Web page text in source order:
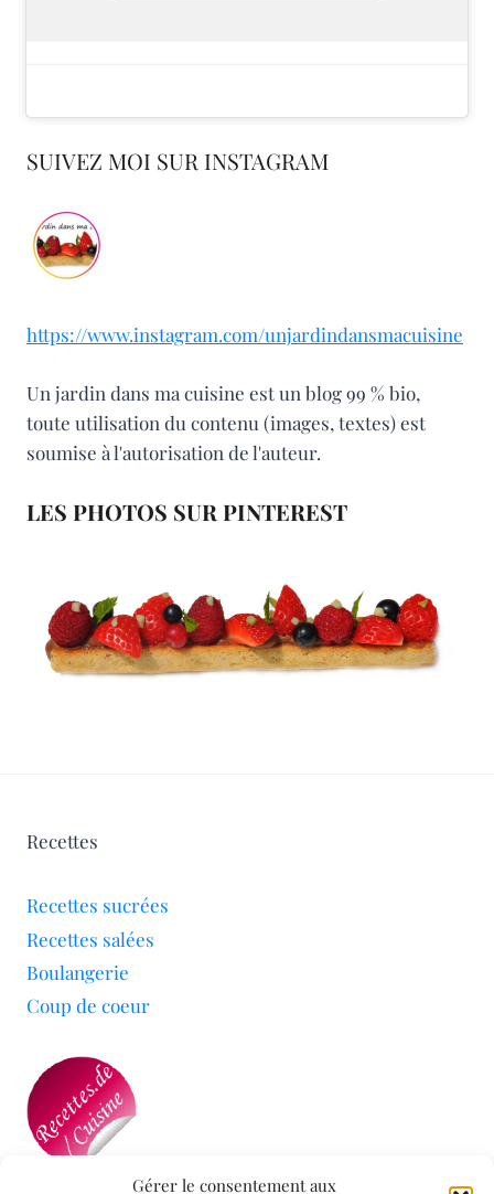
Gérer le consentement aux
SUIVEZ MOI SUR INSTAGRAM
https://www.instagram.com/unjardindansmacuisine
Un jardin dans ma cuisine est un blog 99 % bio,
toute utilisation du contenu (images, textes) est
soumise à l'autorisation de l'auteur.
LES PHOTOS SUR PINTEREST
Recettes
Recettes sucrées
Recettes salées
Boulangerie
Coup de coeur